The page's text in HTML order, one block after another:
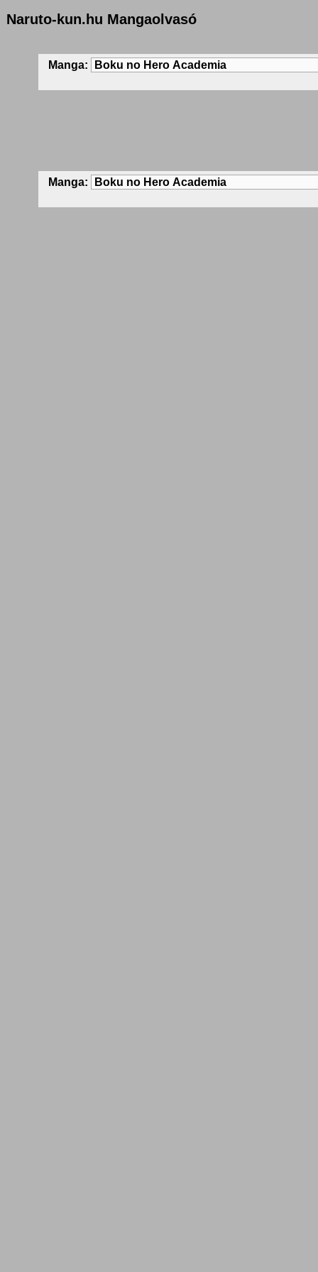
Naruto-kun.hu Mangaolvasó
Manga:
Manga: